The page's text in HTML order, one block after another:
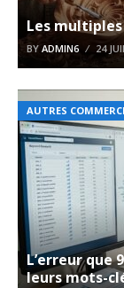
Les
BY ADMIN6 24
AUTRES
L’erreur que
leurs mots-